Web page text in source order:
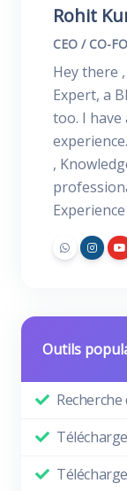
Rohit
CEO / CO-
Hey there
Expert, a
too. I
,
Outils